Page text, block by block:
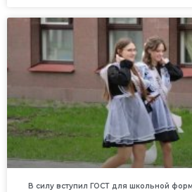
В силу вступил ГОСТ для школьной